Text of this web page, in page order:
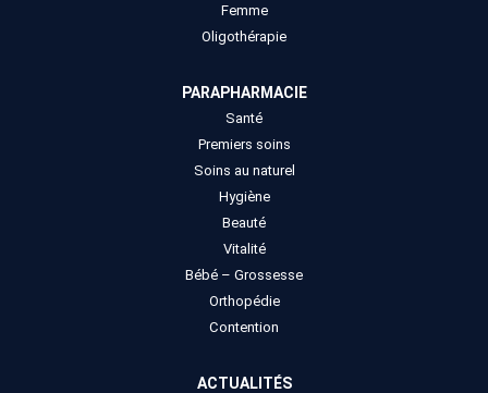
Femme
Oligothérapie
PARAPHARMACIE
Santé
Premiers soins
Soins au naturel
Hygiène
Beauté
Vitalité
Bébé – Grossesse
Orthopédie
Contention
ACTUALITÉS